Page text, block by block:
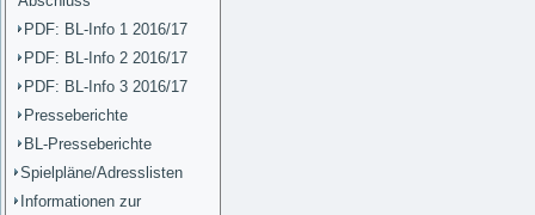
PDF: BL-Info 1 2016/17
PDF: BL-Info 2 2016/17
PDF: BL-Info 3 2016/17
Presseberichte
BL-Presseberichte
Spielpläne/Adresslisten
Informationen zur